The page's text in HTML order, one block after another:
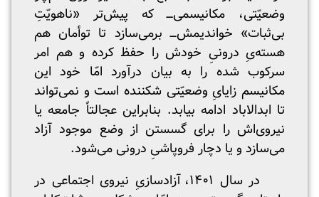
وضعیّتی، مکانیسمی‌ـــ‌ که‌ پیش‌تر «ناهویّتِ
بی‌‌ثبات» خواندیمش‌ـــ برمی‌سازد تا توأمان هم
هسته‌یِ درونیِ خودش را حفظ کرده و هم امر
سرکوب شده را به بیان درآورد امّا خود این
مکانیسم زایایِ وضعیّتی شکننده است و نمی‌تواند
تا ابدالاباد ادامه بیابد. بنابراین عجالتاً جامعه یا
نیروی‌اش را برای گسستن از وضع موجود آزاد
می‌سازد و یا دچار فروپاشیِ درونی می‌شود.
در سال ۱۴۰۱، آزادسازیِ نیروی اجتماعی در